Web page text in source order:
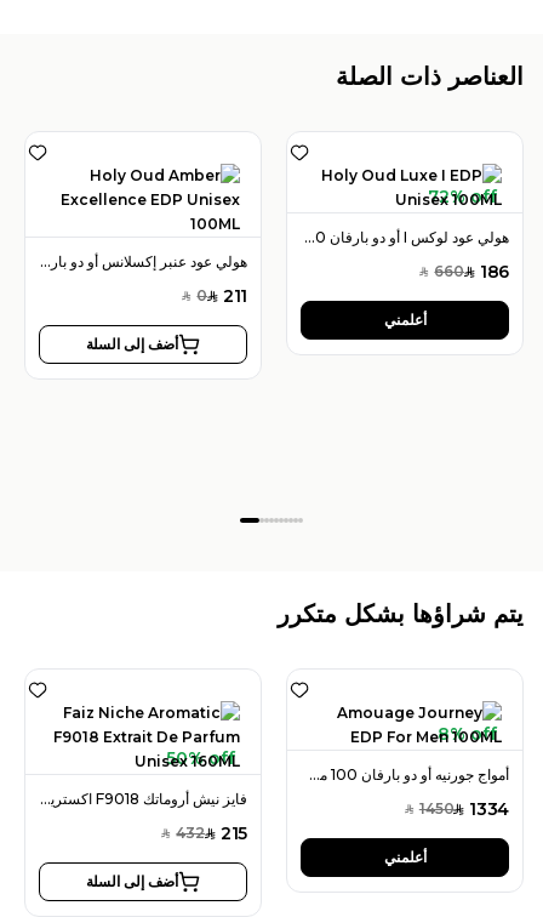
العناصر ذات الصلة
هولي عود عنبر إكسلانس أو دو بارفان 100 مل للجنسين
SAR 211
SAR 0
أضف إلى السلة
72% off
هولي عود لوكس I أو دو بارفان 100 مل للجنسين
SAR 186
SAR 660
أعلمني
يتم شراؤها بشكل متكرر
50% off
فايز نيش أروماتك F9018 اكستريت دو بارفان 160 مل للجنسين
SAR 215
SAR 432
أضف إلى السلة
8% off
أمواج جورنيه أو دو بارفان 100 مل للرجال
SAR 1334
SAR 1450
أعلمني